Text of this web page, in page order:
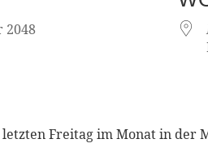
2048
Freitag im Monat in der